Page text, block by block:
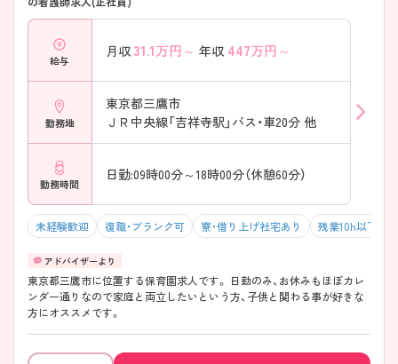
給与
月収 31.1万円～ 年収 447万円～
勤務地
東京都三鷹市
ＪＲ中央線「吉祥寺駅」バス・車20分 他
勤務時間
日勤:09時00分～18時00分（休憩60分）
未経験歓迎 復職・ブランク可 寮・借り上げ社宅あり 残業10h以下（ほ
東京都三鷹市に位置する保育園求人です。 日勤のみ、お休みもほぼカレ
ンダー通りなので家庭と両立したいという方、子供と関わる事が好きな
方にオススメです。